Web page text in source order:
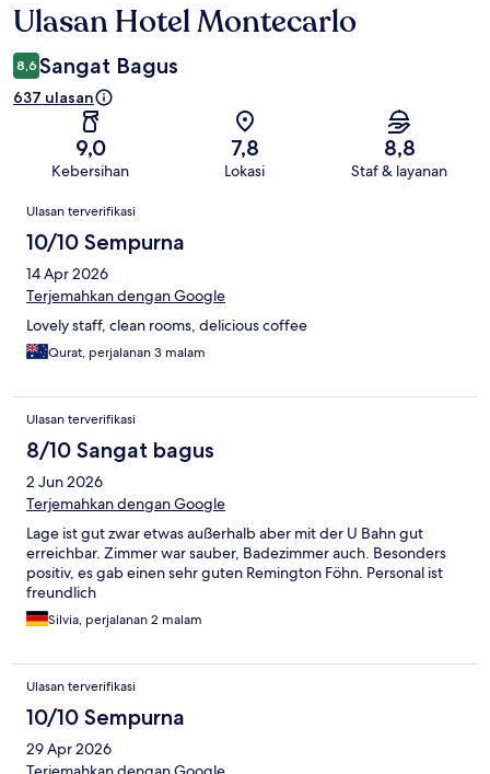
Ulasan
Ulasan Hotel Montecarlo
8,6 Sangat Bagus
637 ulasan
9,0
Kebersihan
7,8
Lokasi
8,8
Staf & layanan
Ulasan
Ulasan terverifikasi
10/10 Sempurna
14 Apr 2026
Terjemahkan dengan Google
Lovely staff, clean rooms, delicious coffee
Qurat, perjalanan 3 malam
Ulasan terverifikasi
8/10 Sangat bagus
2 Jun 2026
Terjemahkan dengan Google
Lage ist gut zwar etwas außerhalb aber mit der U Bahn gut
erreichbar. Zimmer war sauber, Badezimmer auch. Besonders
positiv, es gab einen sehr guten Remington Föhn. Personal ist
freundlich
Silvia, perjalanan 2 malam
Ulasan terverifikasi
10/10 Sempurna
29 Apr 2026